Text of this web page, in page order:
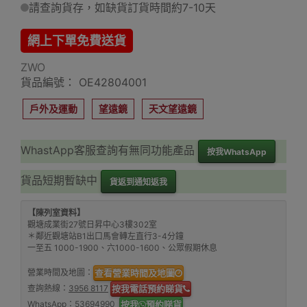
請查詢貨存，如缺貨訂貨時間約7-10天
網上下單免費送貨
ZWO
貨品編號： OE42804001
戶外及運動 望遠鏡 天文望遠鏡
WhastApp客服查詢有無同功能產品 按我WhatsApp
貨品短期暫缺中 貨返到通知返我
【陳列室資料】
觀塘成業街27號日昇中心3樓302室
＊鄰近觀塘站B1出口馬會轉左直行3-4分鐘
一至五 1000-1900、六1000-1600、公眾假期休息
營業時間及地圖： 查看營業時間及地圖
查詢熱線： 3956 8117 按我電話預約睇貨
WhatsApp： 53694990 按我 預約睇貨